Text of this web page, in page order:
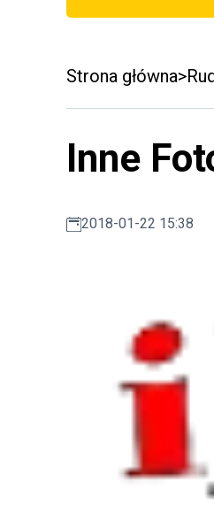
Strona główna
Inne
2018-01-22 15:38